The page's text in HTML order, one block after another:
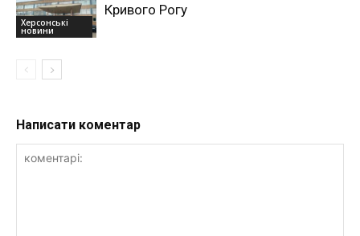
Херсонські
новини
Кривого Рогу
Написати коментар